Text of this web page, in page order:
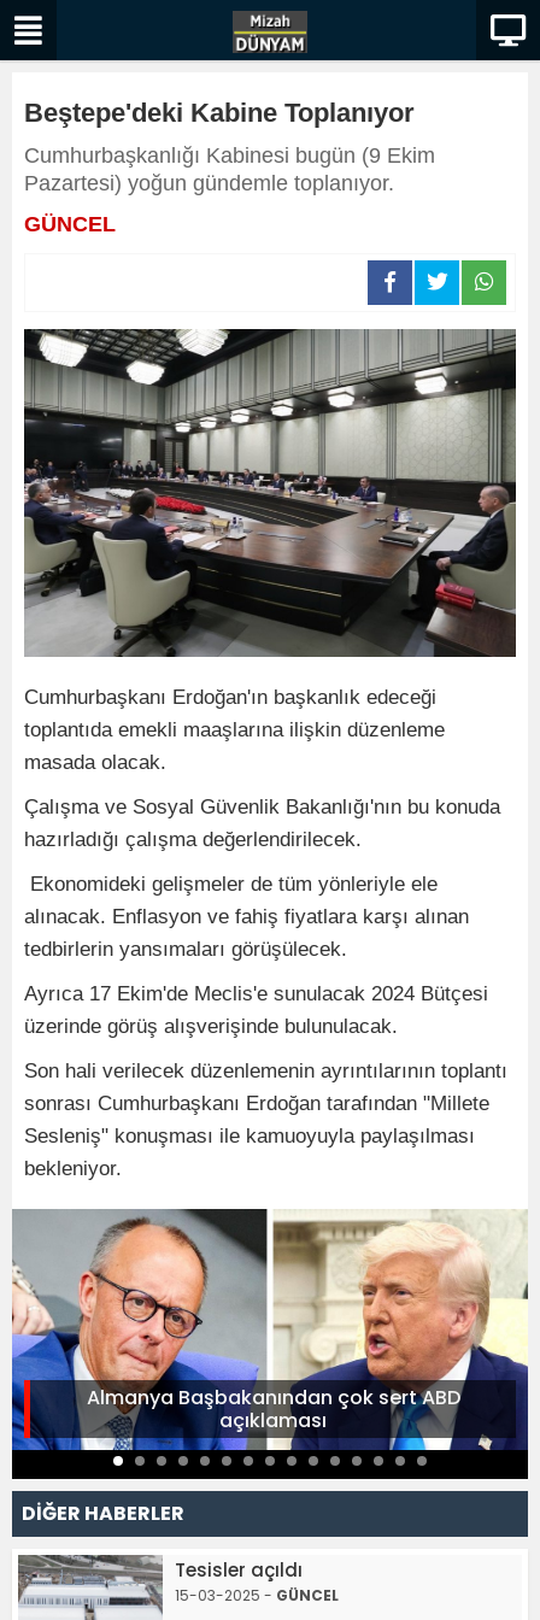
Beştepe'deki Kabine Toplanıyor
Cumhurbaşkanlığı Kabinesi bugün (9 Ekim
Pazartesi) yoğun gündemle toplanıyor.
GÜNCEL
Cumhurbaşkanı Erdoğan'ın başkanlık edeceği
toplantıda emekli maaşlarına ilişkin düzenleme
masada olacak.
Çalışma ve Sosyal Güvenlik Bakanlığı'nın bu konuda
hazırladığı çalışma değerlendirilecek.
Ekonomideki gelişmeler de tüm yönleriyle ele
alınacak. Enflasyon ve fahiş fiyatlara karşı alınan
tedbirlerin yansımaları görüşülecek.
Ayrıca 17 Ekim'de Meclis'e sunulacak 2024 Bütçesi
üzerinde görüş alışverişinde bulunulacak.
Son hali verilecek düzenlemenin ayrıntılarının toplantı
sonrası Cumhurbaşkanı Erdoğan tarafından "Millete
Sesleniş" konuşması ile kamuoyuyla paylaşılması
bekleniyor.
Almanya Başbakanından çok sert ABD
açıklaması
DİĞER HABERLER
Tesisler açıldı
15-03-2025 - GÜNCEL